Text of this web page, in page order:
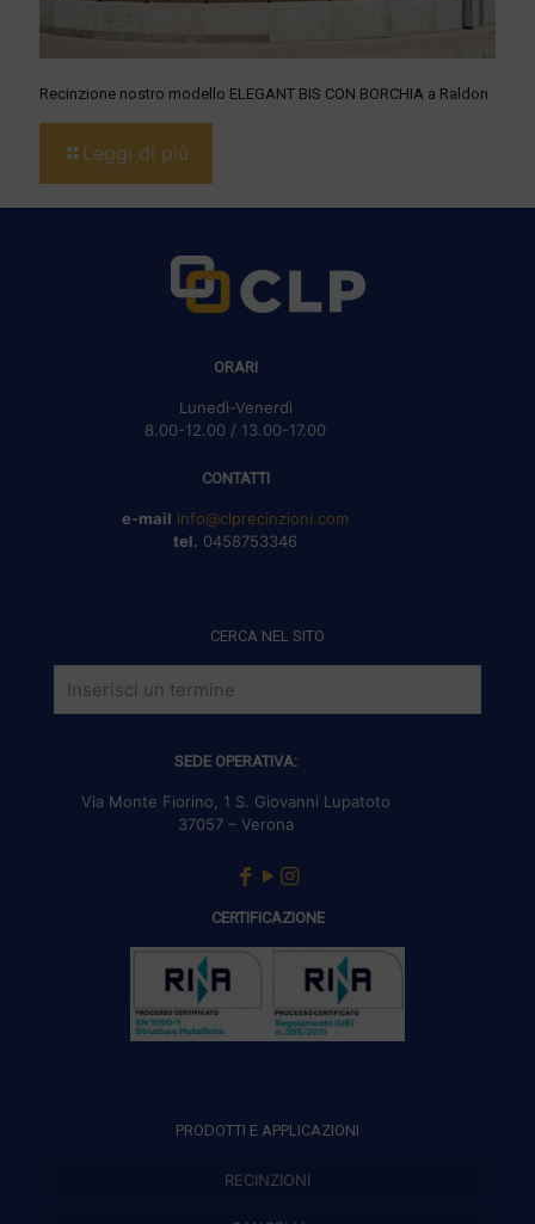
Recinzione nostro modello ELEGANT BIS CON BORCHIA a Raldon
Leggi di più
ORARI
Lunedì-Venerdì
8.00-12.00 / 13.00-17.00
CONTATTI
e-mail info@clprecinzioni.com
tel. 0458753346
CERCA NEL SITO
SEDE OPERATIVA:
Via Monte Fiorino, 1 S. Giovanni Lupatoto
37057 – Verona
CERTIFICAZIONE
PRODOTTI E APPLICAZIONI
RECINZIONI